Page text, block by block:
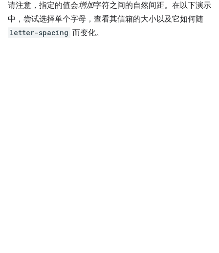
请注意，指定的值会增加字符之间的自然间距。在以下演示
中，尝试选择单个字母，查看其信箱的大小以及它如何随
letter-spacing 而变化。